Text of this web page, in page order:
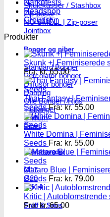
Skulekasser / Stashbox
Zip-poser
NO SMELL | Zip-poser
Jointbox
Bonger og piber
Standard Bonger
Percolator bonger
Diffusor bonger
Dabbing
Olie Bonger / Rigs
Tjubanger
Chillum
Piber
Bonghoveder
Ø17
Ø20
SG14
Sniff & Snus
Narkotests
Headshop
Groudstyr
Produkter
Skunk +| Feminiserede
Fra:kr.65.00
Thai Fantasy |
Seeds Fra:kr.55.00
White Domina |
Seeds Fra: kr. 55.00
Mataro Blue |
Seeds Fra: kr. 79.00
Kritic |
Fra: kr.65.00